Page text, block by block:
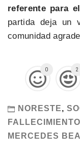
referente para
partida deja un
comunidad
0 2
NORESTE,
FALLECIMIENTO
MERCEDES